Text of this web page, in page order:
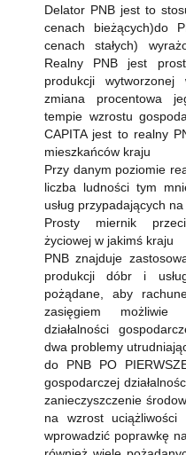
Delator PNB jest to
cenach bieżących)do
cenach stałych)
Realny PNB jest
produkcji
zmiana procentowa
tempie wzrostu
CAPITA jest to realny
mieszkańców kraju
Przy danym poziomie
liczba ludności tym
usług przypadających
Prosty miernik
życiowej w jakimś kraju
PNB znajduje
produkcji dóbr i
pożądane, aby
zasięgiem
działalności
dwa problemy
do PNB PO
gospodarczej
zanieczyszczenie
na wzrost uciążliwości
wprowadzić poprawkę